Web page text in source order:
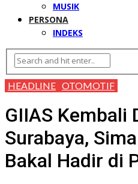
MUSIK
PERSONA
INDEKS
HEADLINE OTOMOTIF
GIIAS Kembali
Surabaya,
Bakal Hadir di